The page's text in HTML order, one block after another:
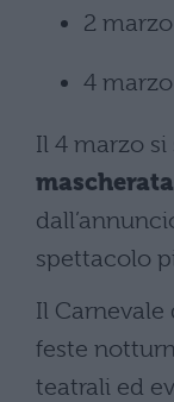
2
4
Il 4 marzo si
spettacolo
Il
feste
teatrali ed